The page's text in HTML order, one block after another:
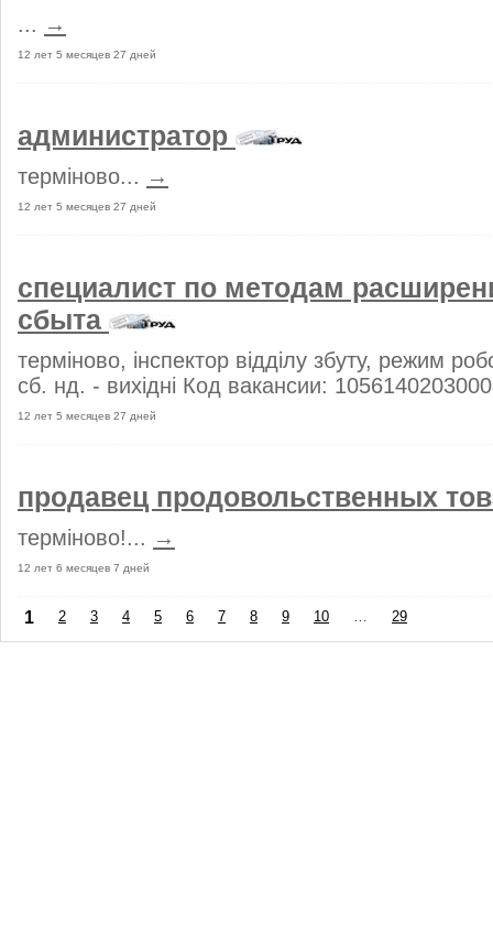
... →
12 лет 5 месяцев 27 дней
администратор
терміново... →
12 лет 5 месяцев 27 дней
специалист по методам
сбыта
терміново, інспектор відділу збуту, режим
сб. нд. - вихідні Код вакансии:
12 лет 5 месяцев 27 дней
продавец продовольственных
терміново!... →
12 лет 6 месяцев 7 дней
1 2 3 4 5 6 7 8 9 10 … 29